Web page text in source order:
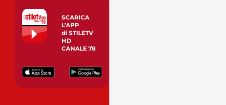
SCARICA
L’APP
di STILETV
HD
CANALE 78